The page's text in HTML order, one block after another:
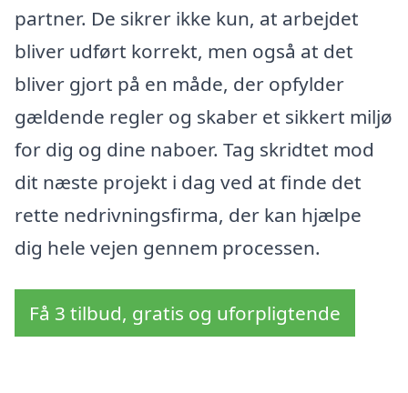
partner. De sikrer ikke kun, at arbejdet
bliver udført korrekt, men også at det
bliver gjort på en måde, der opfylder
gældende regler og skaber et sikkert miljø
for dig og dine naboer. Tag skridtet mod
dit næste projekt i dag ved at finde det
rette nedrivningsfirma, der kan hjælpe
dig hele vejen gennem processen.
Få 3 tilbud, gratis og uforpligtende